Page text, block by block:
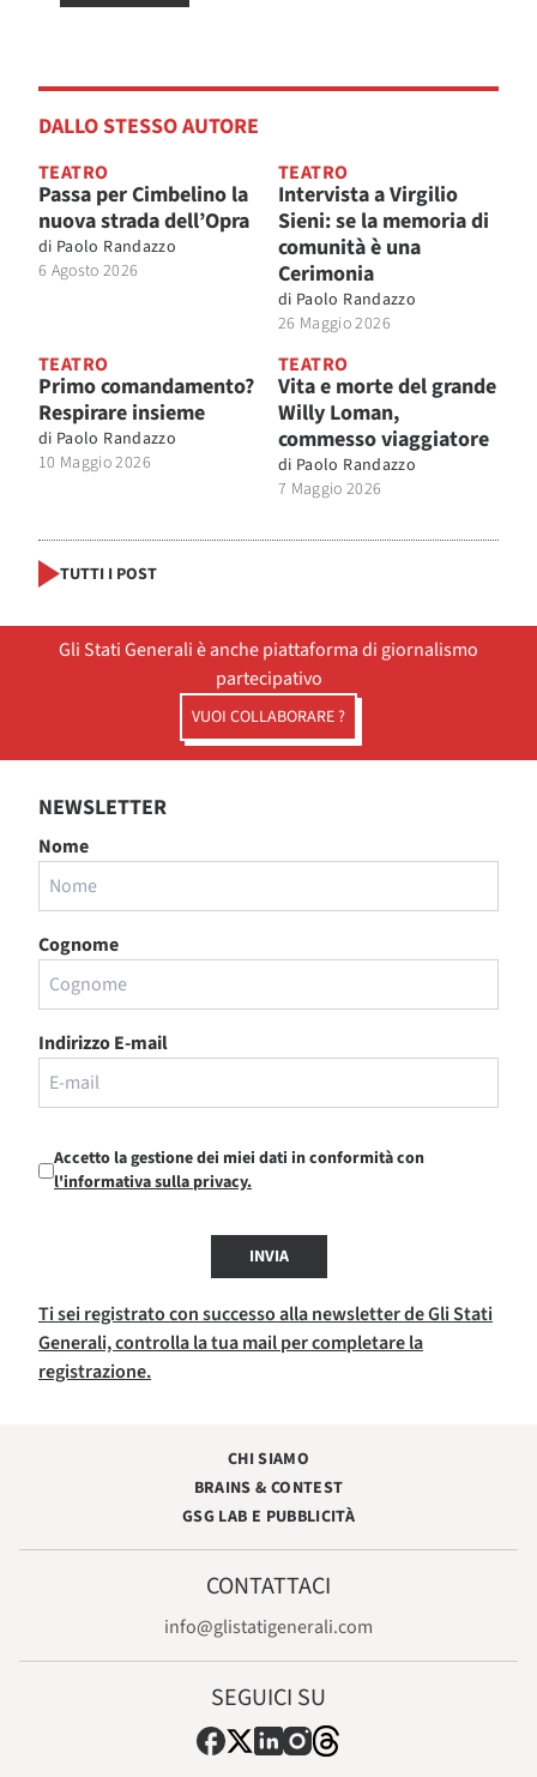
DALLO STESSO AUTORE
TEATRO
Passa per Cimbelino la
nuova strada dell’Opra
di Paolo Randazzo
6 Agosto 2026
TEATRO
Intervista a Virgilio
Sieni: se la memoria di
comunità è una
Cerimonia
di Paolo Randazzo
26 Maggio 2026
TEATRO
Primo comandamento?
Respirare insieme
di Paolo Randazzo
10 Maggio 2026
TEATRO
Vita e morte del grande
Willy Loman,
commesso viaggiatore
di Paolo Randazzo
7 Maggio 2026
TUTTI I POST
Gli Stati Generali è anche piattaforma di giornalismo
partecipativo
VUOI COLLABORARE ?
NEWSLETTER
Nome
Cognome
Indirizzo E-mail
Accetto la gestione dei miei dati in conformità con
l'informativa sulla privacy.
INVIA
Ti sei registrato con successo alla newsletter de Gli Stati
Generali, controlla la tua mail per completare la
registrazione.
CHI SIAMO
BRAINS & CONTEST
GSG LAB E PUBBLICITÀ
CONTATTACI
info@glistatigenerali.com
SEGUICI SU